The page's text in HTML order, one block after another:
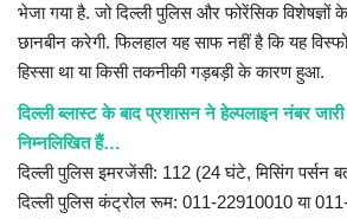
भेजा गया है. जो दिल्ली पुलिस और फोरेंसिक
छानबीन करेगी. फिलहाल यह साफ नहीं है कि यह
हिस्सा था या किसी तकनीकी गड़बड़ी के कारण हुआ.
दिल्ली ब्लास्ट के बाद प्रशासन ने हेल्पलाइन नंबर
निम्नलिखित हैं…
दिल्ली पुलिस इमरजेंसी: 112 (24 घंटे, मिसिंग पर्सन
दिल्ली पुलिस कंट्रोल रूम: 011-22910010 या